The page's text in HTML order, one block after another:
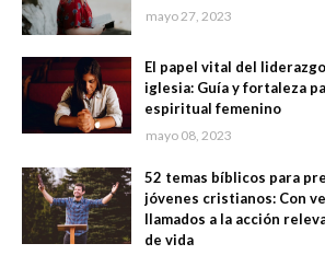
mayo 27, 2023
El papel vital del
iglesia: Guía y fortaleza
espiritual femenino
mayo 08, 2023
52 temas bíblicos para
jóvenes cristianos: Con
llamados a la acción
de vida